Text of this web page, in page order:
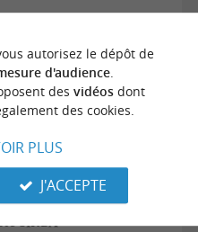
SIRBA
autorisez le dépôt de
d'audience.
des vidéosdont
des cookies.
PLUS
J'ACCEPTE